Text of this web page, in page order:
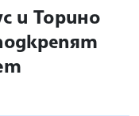
и Торино